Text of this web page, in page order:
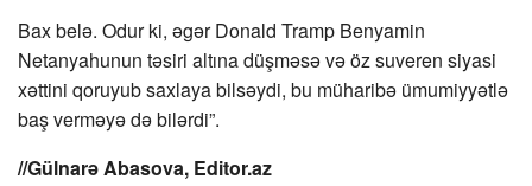
Bax belə. Odur ki, əgər Donald Tramp Benyamin
Netanyahunun təsiri altına düşməsə və öz suveren siyasi
xəttini qoruyub saxlaya bilsəydi, bu müharibə ümumiyyətlə
baş verməyə də bilərdi”.
//Gülnarə Abasova, Editor.az